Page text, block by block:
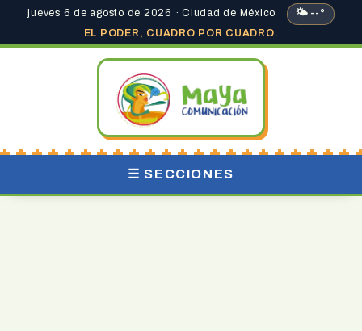
jueves 6 de agosto de 2026 · Ciudad de México
🌤 --°
EL PODER, CUADRO POR CUADRO.
☰ SECCIONES